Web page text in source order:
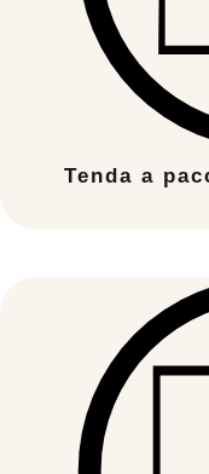
Tenda a